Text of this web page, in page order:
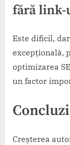
fără link-
Este dificil,
excepțională,
optimizarea
un factor
Creșterea